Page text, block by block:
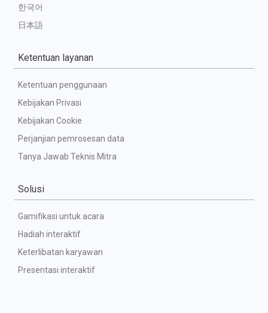
한국어
日本語
Ketentuan layanan
Ketentuan penggunaan
Kebijakan Privasi
Kebijakan Cookie
Perjanjian pemrosesan data
Tanya Jawab Teknis Mitra
Solusi
Gamifikasi untuk acara
Hadiah interaktif
Keterlibatan karyawan
Presentasi interaktif